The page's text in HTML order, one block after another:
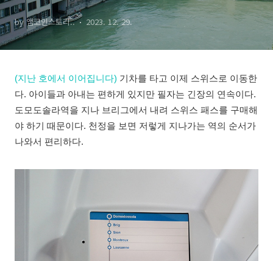
by 앰코인스토리.. 2023. 12. 29.
(지난 호에서 이어집니다) 기차를 타고 이제 스위스로 이동한
다. 아이들과 아내는 편하게 있지만 필자는 긴장의 연속이다.
도모도솔라역을 지나 브리그에서 내려 스위스 패스를 구매해
야 하기 때문이다. 천정을 보면 저렇게 지나가는 역의 순서가
나와서 편리하다.